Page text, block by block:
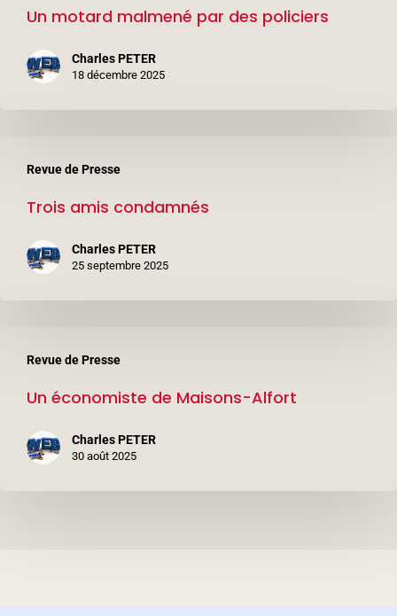
malmené
Un motard malmené par des policiers
Charles PETER
18 décembre 2025
Revue de Presse
amis
condamnés
Trois amis condamnés
Charles PETER
25 septembre 2025
Revue de Presse
économiste
Alfort
Un économiste de Maisons-Alfort
Charles PETER
30 août 2025